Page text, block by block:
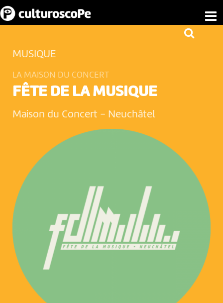
MUSIQUE
LA MAISON DU CONCERT
FÊTE DE LA MUSIQUE
Maison du Concert - Neuchâtel